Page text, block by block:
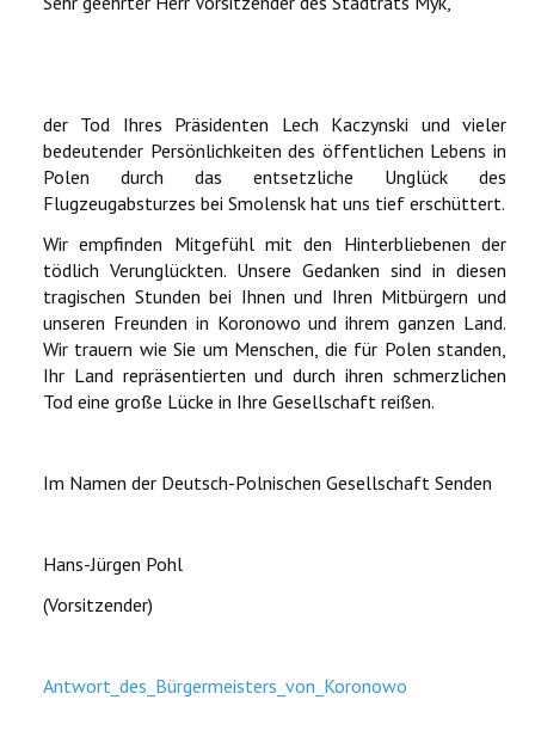
der Tod Ihres Präsidenten Lech Kaczynski und vieler
bedeutender Persönlichkeiten des öffentlichen Lebens in
Polen durch das entsetzliche Unglück des
Flugzeugabsturzes bei Smolensk hat uns tief erschüttert.
Wir empfinden Mitgefühl mit den Hinterbliebenen der
tödlich Verunglückten. Unsere Gedanken sind in diesen
tragischen Stunden bei Ihnen und Ihren Mitbürgern und
unseren Freunden in Koronowo und ihrem ganzen Land.
Wir trauern wie Sie um Menschen, die für Polen standen,
Ihr Land repräsentierten und durch ihren schmerzlichen
Tod eine große Lücke in Ihre Gesellschaft reißen.
Im Namen der Deutsch-Polnischen Gesellschaft Senden
Hans-Jürgen Pohl
(Vorsitzender)
Antwort_des_Bürgermeisters_von_Koronowo